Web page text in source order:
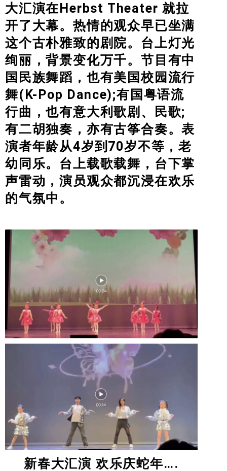
2025 American Art Institute New Year Gala
2024 AAI Spring Gala
舊金山美國藝術學院2023年歡慶會
2023 New Year Parade
AAI School Events
Stars in San Francisco
San Francisco International New Concept Film
Festival
GALLERY
CONTACT US
大汇演在Herbst Theater 就拉
开了大幕。热情的观众早已坐满
这个古朴雅致的剧院。台上灯光
绚丽，背景变化万千。节目有中
国民族舞蹈，也有美国校园流行
舞(K-Pop Dance);有国粤语流
行曲，也有意大利歌剧、民歌;
有二胡独奏，亦有古筝合奏。表
演者年龄从4岁到70岁不等，老
幼同乐。台上载歌载舞，台下掌
声雷动，演员观众都沉浸在欢乐
的气氛中。
新春大汇演 欢乐庆蛇年….